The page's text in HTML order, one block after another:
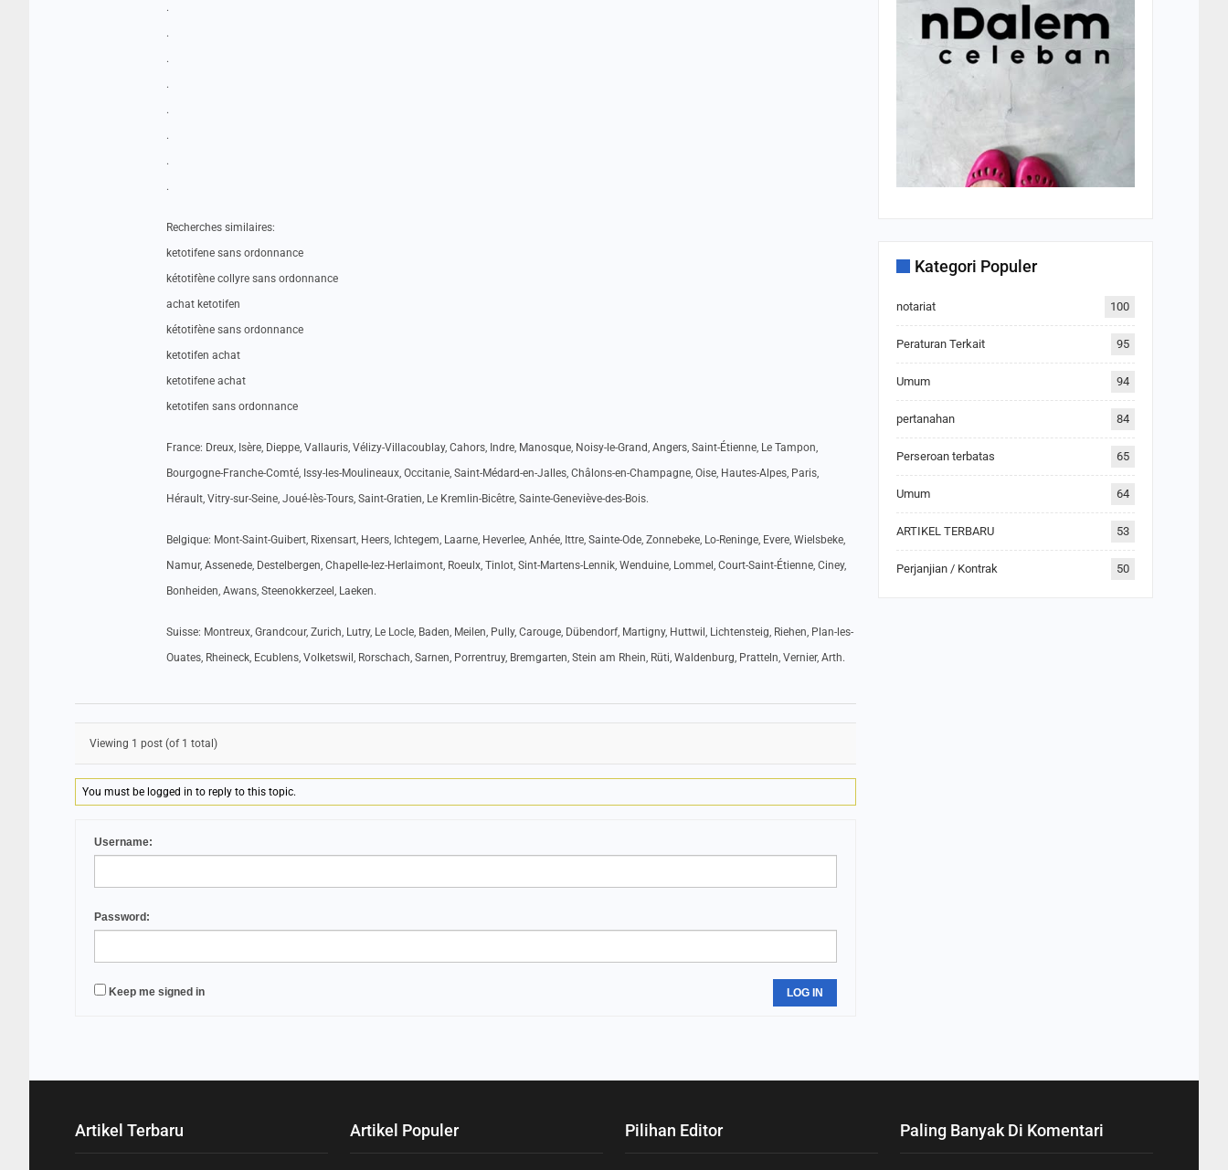
.
.
.
.
.
.
.
.
Recherches similaires:
ketotifene sans ordonnance
kétotifène collyre sans ordonnance
achat ketotifen
kétotifène sans ordonnance
ketotifen achat
ketotifene achat
ketotifen sans ordonnance
France: Dreux, Isère, Dieppe, Vallauris, Vélizy-Villacoublay, Cahors, Indre, Manosque, Noisy-le-Grand, Angers, Saint-Étienne, Le Tampon,
Bourgogne-Franche-Comté, Issy-les-Moulineaux, Occitanie, Saint-Médard-en-Jalles, Châlons-en-Champagne, Oise, Hautes-Alpes, Paris,
Hérault, Vitry-sur-Seine, Joué-lès-Tours, Saint-Gratien, Le Kremlin-Bicêtre, Sainte-Geneviève-des-Bois.
Belgique: Mont-Saint-Guibert, Rixensart, Heers, Ichtegem, Laarne, Heverlee, Anhée, Ittre, Sainte-Ode, Zonnebeke, Lo-Reninge, Evere, Wielsbeke,
Namur, Assenede, Destelbergen, Chapelle-lez-Herlaimont, Roeulx, Tinlot, Sint-Martens-Lennik, Wenduine, Lommel, Court-Saint-Étienne, Ciney,
Bonheiden, Awans, Steenokkerzeel, Laeken.
Suisse: Montreux, Grandcour, Zurich, Lutry, Le Locle, Baden, Meilen, Pully, Carouge, Dübendorf, Martigny, Huttwil, Lichtensteig, Riehen, Plan-les-
Ouates, Rheineck, Ecublens, Volketswil, Rorschach, Sarnen, Porrentruy, Bremgarten, Stein am Rhein, Rüti, Waldenburg, Pratteln, Vernier, Arth.
Viewing 1 post (of 1 total)
You must be logged in to reply to this topic.
Username:
Password:
Keep me signed in LOG IN
Kategori Populer
notariat 100
Peraturan Terkait 95
Umum 94
pertanahan 84
Perseroan terbatas 65
Umum 64
ARTIKEL TERBARU 53
Perjanjian / Kontrak 50
Artikel Terbaru Artikel Populer Pilihan Editor Paling Banyak Di Komentari